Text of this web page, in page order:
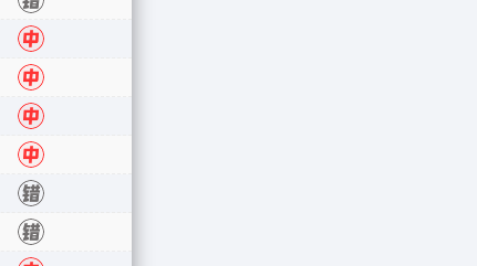
错
中
中
中
中
错